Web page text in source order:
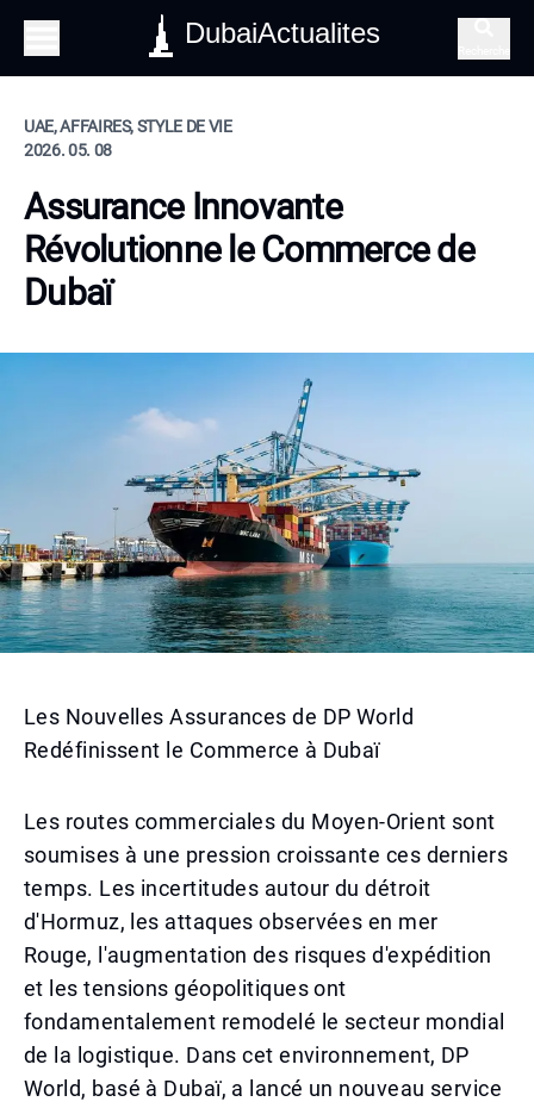
DubaiActualites
UAE, AFFAIRES, STYLE DE VIE
2026. 05. 08
Assurance Innovante
Révolutionne le Commerce de
Dubaï
Les Nouvelles Assurances de DP World
Redéfinissent le Commerce à Dubaï
Les routes commerciales du Moyen-Orient sont
soumises à une pression croissante ces derniers
temps. Les incertitudes autour du détroit
d'Hormuz, les attaques observées en mer
Rouge, l'augmentation des risques d'expédition
et les tensions géopolitiques ont
fondamentalement remodelé le secteur mondial
de la logistique. Dans cet environnement, DP
World, basé à Dubaï, a lancé un nouveau service